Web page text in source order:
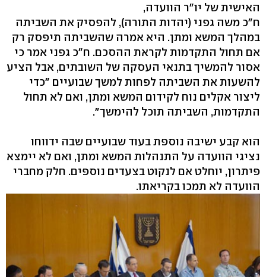
האישית של יו"ר הוועדה,
ח"כ משה גפני (יהדות התורה), להפסיק את השביתה
במהלך המשא ומתן. היא אמרה שהשביתה תיפסק רק
אם תחול התקדמות לקראת ההסכם. ח"כ גפני אמר כי
אסור להמשיך בתנאי העסקה של השובתים, אבל הציע
להשעות את השביתה לפחות למשך שבועיים "כדי
ליצור אקלים נוח לקידום המשא ומתן, ואם לא תחול
התקדמות, השביתה תוכל להימשך".
הוא קבע ישיבה נוספת בעוד שבועיים שבה ידווחו
נציגי הוועדה על התנהלות המשא ומתן, ואם לא יימצא
פיתרון, יוחלט אם לנקוט בצעדים נוספים. חלק מחברי
הוועדה לא תמכו בקריאתו.